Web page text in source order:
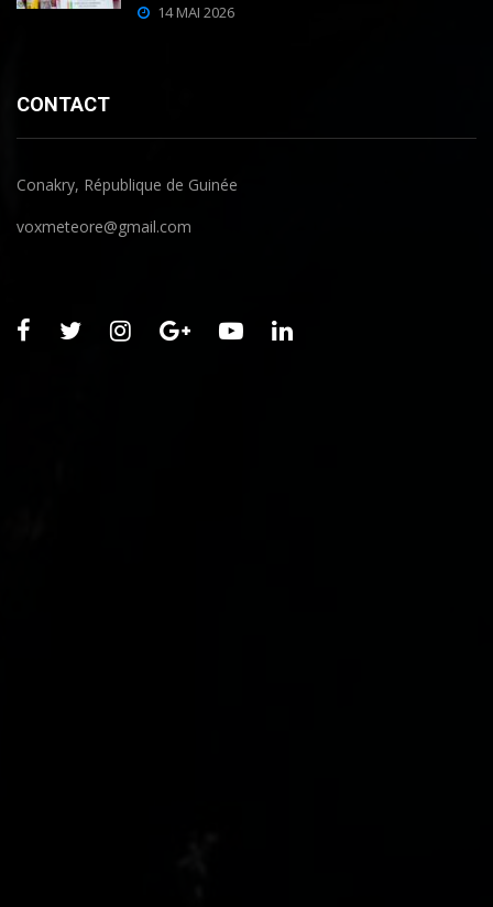
14 MAI 2026
CONTACT
Conakry, République de Guinée
voxmeteore@gmail.com